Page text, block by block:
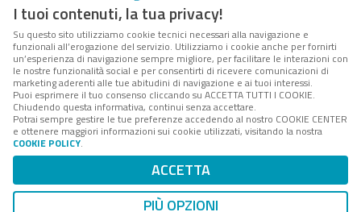
Forumpa.itè una pubblicazione telematica iscritta
presso Registro della stampa del Tribunale di Roma -
Reg. n. 182 del 2 maggio 2008 - Direttore resp. Michela
Stentella
FPA s.r.l. è società soggetta a Direzione e
Coordinamento da parte di Digital360 S.p.A. - FPA s.r.l.
è un'azienda certificata per il sistema di management
Codice Fiscale/Partita IVA n. 10693191008 - R.E.A. Roma
n. 1249791. ISP AWS
Mappa del sito
I tuoi contenuti, la tua privacy!
Su questo sito utilizziamo cookie tecnici necessari alla navigazione e
funzionali all’erogazione del servizio. Utilizziamo i cookie anche per fornirti
un’esperienza di navigazione sempre migliore, per facilitare le interazioni con
le nostre funzionalità social e per consentirti di ricevere comunicazioni di
marketing aderenti alle tue abitudini di navigazione e ai tuoi interessi.
Puoi esprimere il tuo consenso cliccando su ACCETTA TUTTI I COOKIE.
Chiudendo questa informativa, continui senza accettare.
Potrai sempre gestire le tue preferenze accedendo al nostro COOKIE CENTER
e ottenere maggiori informazioni sui cookie utilizzati, visitando la nostra
COOKIE POLICY.
ACCETTA
PIÙ OPZIONI